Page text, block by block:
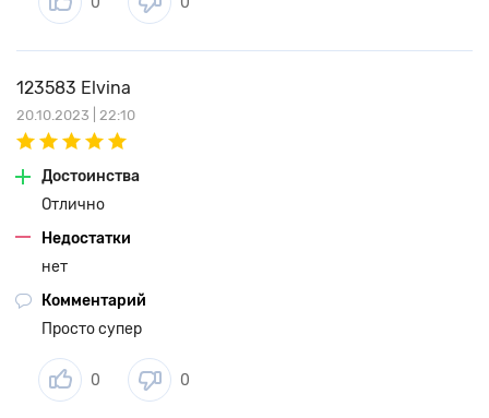
предусмотрена мягкая нейлоновая сумка-чехол на молнии
с ручками.
123583 Elvina
20.10.2023 | 22:10
Достоинства
Отлично
Недостатки
нет
Комментарий
Просто супер
0 0